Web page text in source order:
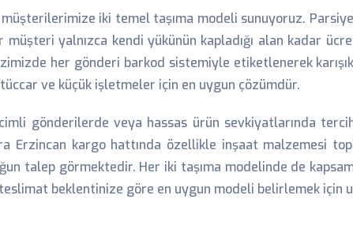
iki temel taşıma modeli sunuyoruz.
müşteri yalnızca kendi yükünün kapladığı alan
her gönderi barkod sistemiyle etiketlenerek
ve küçük işletmeler için en uygun çözümdür.
gönderilerde veya hassas ürün sevkiyatlarında
Erzincan kargo hattında özellikle inşaat malzemesi
talep görmektedir. Her iki taşıma modelinde de
teslimat beklentinize göre en uygun modeli belirlemek